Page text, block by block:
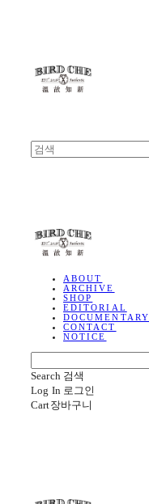
ABOUT
ARCHIVE
SHOP
EDITORIAL
DOCUMENTARY
CONTACT
NOTICE
Search 검색
Log In 로그인
Cart장바구니